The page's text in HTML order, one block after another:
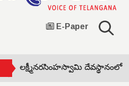
E-Paper
శ్రీ లక్ష్మీనరసింహస్వామి దేవస్థానంలో